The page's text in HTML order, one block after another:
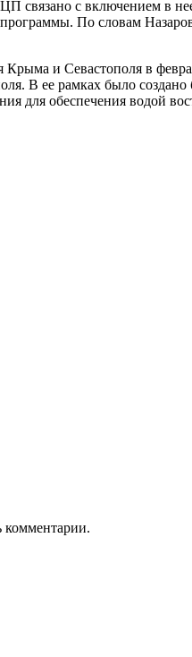
связано с включением в
По словам
и Севастополя в
В ее рамках было
для обеспечения водой
комментарии.